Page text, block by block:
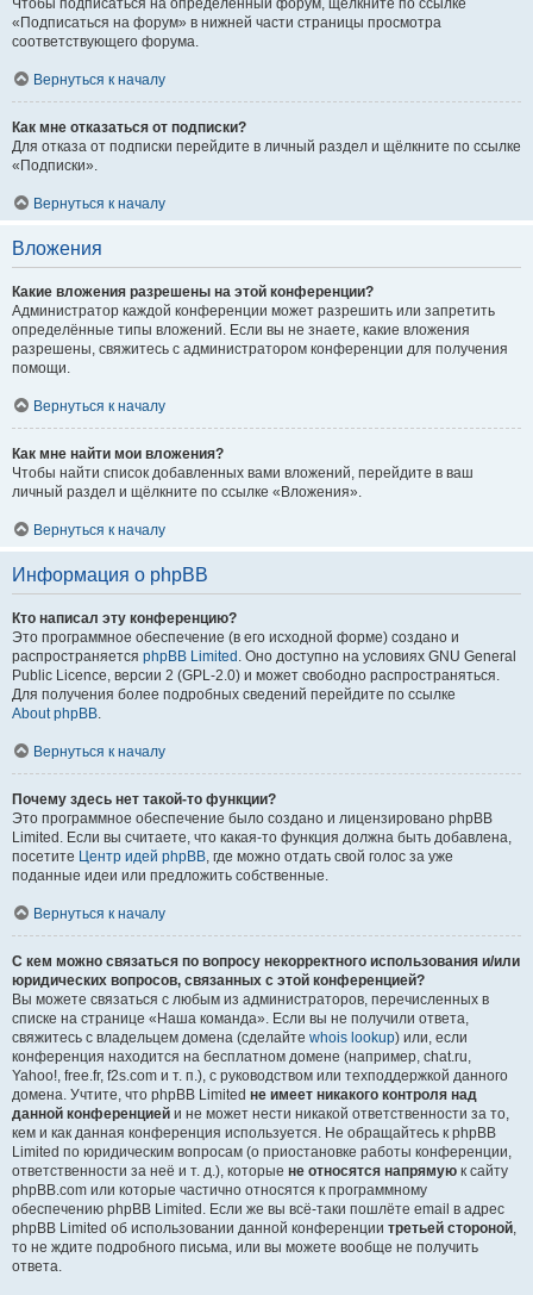
Чтобы подписаться на определённый форум, щёлкните по ссылке
«Подписаться на форум» в нижней части страницы просмотра
соответствующего форума.
Вернуться к началу
Как мне отказаться от подписки?
Для отказа от подписки перейдите в личный раздел и щёлкните по ссылке
«Подписки».
Вернуться к началу
Вложения
Какие вложения разрешены на этой конференции?
Администратор каждой конференции может разрешить или запретить
определённые типы вложений. Если вы не знаете, какие вложения
разрешены, свяжитесь с администратором конференции для получения
помощи.
Вернуться к началу
Как мне найти мои вложения?
Чтобы найти список добавленных вами вложений, перейдите в ваш
личный раздел и щёлкните по ссылке «Вложения».
Вернуться к началу
Информация о phpBB
Кто написал эту конференцию?
Это программное обеспечение (в его исходной форме) создано и
распространяется phpBB Limited . Оно доступно на условиях GNU General
Public Licence, версии 2 (GPL-2.0) и может свободно распространяться.
Для получения более подробных сведений перейдите по ссылке
About phpBB.
Вернуться к началу
Почему здесь нет такой-то функции?
Это программное обеспечение было создано и лицензировано phpBB
Limited. Если вы считаете, что какая-то функция должна быть добавлена,
посетите Центр идей phpBB, где можно отдать свой голос за уже
поданные идеи или предложить собственные.
Вернуться к началу
С кем можно связаться по вопросу некорректного использования и/или
юридических вопросов, связанных с этой конференцией?
Вы можете связаться с любым из администраторов, перечисленных в
списке на странице «Наша команда». Если вы не получили ответа,
свяжитесь с владельцем домена (сделайте whois lookup) или, если
конференция находится на бесплатном домене (например, chat.ru,
Yahoo!, free.fr, f2s.com и т. п.), с руководством или техподдержкой данного
домена. Учтите, что phpBB Limited не имеет никакого контроля над
данной конференцией и не может нести никакой ответственности за то,
кем и как данная конференция используется. Не обращайтесь к phpBB
Limited по юридическим вопросам (о приостановке работы конференции,
ответственности за неё и т. д.), которые не относятся напрямую к сайту
phpBB.com или которые частично относятся к программному
обеспечению phpBB Limited. Если же вы всё-таки пошлёте email в адрес
phpBB Limited об использовании данной конференции третьей стороной,
то не ждите подробного письма, или вы можете вообще не получить
ответа.